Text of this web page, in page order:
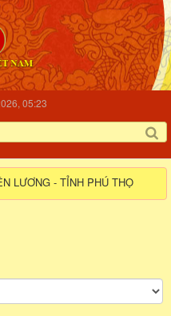
05:23
LƯƠNG - TỈNH PHÚ THỌ